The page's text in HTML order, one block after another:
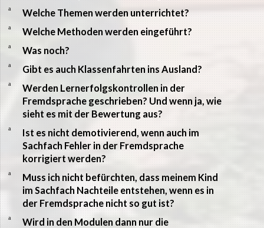
a Welche Themen werden unterrichtet?
a Welche Methoden werden eingeführt?
a Was noch?
a Gibt es auch Klassenfahrten ins Ausland?
a
Werden Lernerfolgskontrollen in der
Fremdsprache geschrieben? Und wenn ja, wie
sieht es mit der Bewertung aus?
a
Ist es nicht demotivierend, wenn auch im
Sachfach Fehler in der Fremdsprache
korrigiert werden?
a
Muss ich nicht befürchten, dass meinem Kind
im Sachfach Nachteile entstehen, wenn es in
der Fremdsprache nicht so gut ist?
a
Wird in den Modulen dann nur die